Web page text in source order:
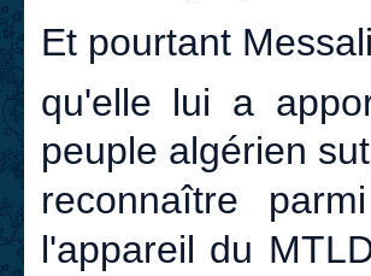
Et pourtant
qu'elle lui a
peuple algérien
reconnaître
l'appareil du